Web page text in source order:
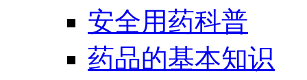
安全用药科普
药品的基本知识